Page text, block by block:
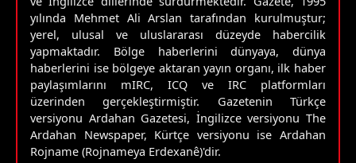
yılında Mehmet Ali Arslan tarafından kurulmuştur;
yerel, ulusal ve uluslararası düzeyde habercilik
yapmaktadır. Bölge haberlerini dünyaya, dünya
haberlerini ise bölgeye aktaran yayın organı, ilk haber
paylaşımlarını mIRC, ICQ ve IRC platformları
üzerinden gerçekleştirmiştir. Gazetenin Türkçe
versiyonu Ardahan Gazetesi, İngilizce versiyonu The
Ardahan Newspaper, Kürtçe versiyonu ise Ardahan
Rojname (Rojnameya Erdexanê)'dir.